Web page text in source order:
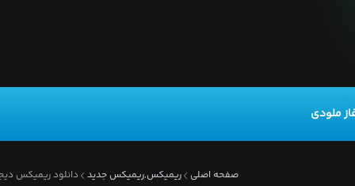
ملودی
صفحه اصلی ریمیکس,ریمیکس جدید دانلود ریمیکس